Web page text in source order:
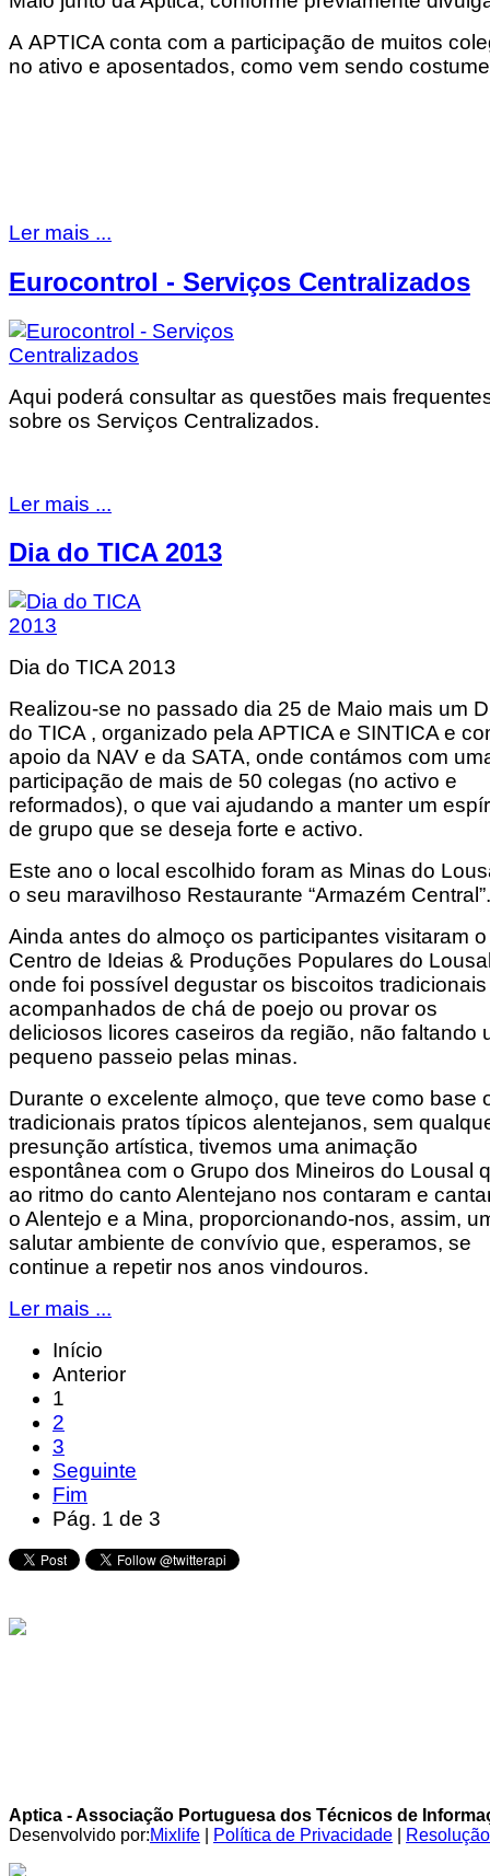
A APTICA conta com a participação de muitos
no ativo e aposentados, como vem sendo
Ler mais ...
Eurocontrol - Serviços Centralizados
Aqui poderá consultar as questões mais
sobre os Serviços Centralizados.
Ler mais ...
Dia do TICA 2013
Dia do TICA 2013
Realizou-se no passado dia 25 de Maio mais um
do TICA , organizado pela APTICA e SINTICA e
apoio da NAV e da SATA, onde contámos com
participação de mais de 50 colegas (no activo e
reformados), o que vai ajudando a manter um
de grupo que se deseja forte e activo.
Este ano o local escolhido foram as Minas do
o seu maravilhoso Restaurante “Armazém Central”.
Ainda antes do almoço os participantes visitaram o
Centro de Ideias & Produções Populares do
onde foi possível degustar os biscoitos tradicionais
acompanhados de chá de poejo ou provar os
deliciosos licores caseiros da região, não faltando
pequeno passeio pelas minas.
Durante o excelente almoço, que teve como base
tradicionais pratos típicos alentejanos, sem
presunção artística, tivemos uma animação
espontânea com o Grupo dos Mineiros do Lousal
ao ritmo do canto Alentejano nos contaram e
o Alentejo e a Mina, proporcionando-nos, assim,
salutar ambiente de convívio que, esperamos, se
continue a repetir nos anos vindouros.
Ler mais ...
Início
Anterior
1
2
3
Seguinte
Fim
Pág. 1 de 3
Aptica - Associação Portuguesa dos Técnicos de
Desenvolvido por:Mixlife Política de Privacidade